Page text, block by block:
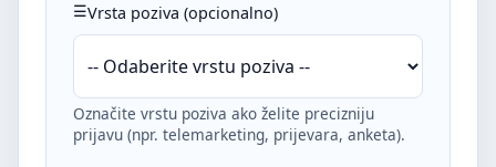
Vrsta poziva (opcionalno)
Označite vrstu poziva ako želite precizniju
prijavu (npr. telemarketing, prijevara, anketa).